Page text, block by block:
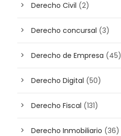
Derecho Civil (2)
Derecho concursal (3)
Derecho de Empresa (45)
Derecho Digital (50)
Derecho Fiscal (131)
Derecho Inmobiliario (36)